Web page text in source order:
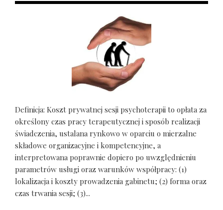
Definicja: Koszt prywatnej sesji psychoterapii to opłata za
określony czas pracy terapeutycznej i sposób realizacji
świadczenia, ustalana rynkowo w oparciu o mierzalne
składowe organizacyjne i kompetencyjne, a
interpretowana poprawnie dopiero po uwzględnieniu
parametrów usługi oraz warunków współpracy: (1)
lokalizacja i koszty prowadzenia gabinetu; (2) forma oraz
czas trwania sesji; (3)...